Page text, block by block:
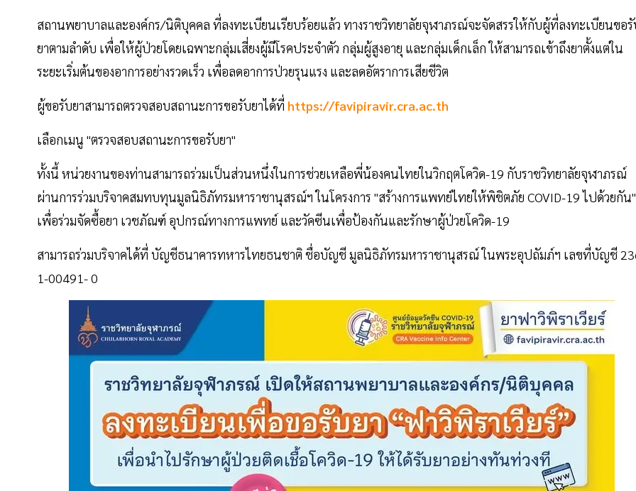
สถานพยาบาลและองค์กร/นิติบุคคล ที่ลงทะเบียนเรียบร้อยแล้ว ทางราชวิทยาลัยจุฬาภรณ์จะจัดสรรให้กับผู้ที่ลงทะเบียนขอ
ยาตามลำดับ เพื่อให้ผู้ป่วยโดยเฉพาะกลุ่มเสี่ยงผู้มีโรคประจำตัว กลุ่มผู้สูงอายุ และกลุ่มเด็กเล็ก ให้สามารถเข้าถึงยาตั้งแต่ใน
ระยะเริ่มต้นของอาการอย่างรวดเร็ว เพื่อลดอาการป่วยรุนแรง และลดอัตราการเสียชีวิต
ผู้ขอรับยาสามารถตรวจสอบสถานะการขอรับยาได้ที่ https://favipiravir.cra.ac.th
เลือกเมนู "ตรวจสอบสถานะการขอรับยา"
ทั้งนี้ หน่วยงานของท่านสามารถร่วมเป็นส่วนหนึ่งในการช่วยเหลือพี่น้องคนไทยในวิกฤตโควิด-19 กับราชวิทยาลัยจุฬาภรณ์
ผ่านการร่วมบริจาคสมทบทุนมูลนิธิภัทรมหาราชานุสรณ์ฯ ในโครงการ "สร้างการแพทย์ไทยให้พิชิตภัย COVID-19 ไปด้วยกัน"
เพื่อร่วมจัดซื้อยา เวชภัณฑ์ อุปกรณ์ทางการแพทย์ และวัคซีนเพื่อป้องกันและรักษาผู้ป่วยโควิด-19
สามารถร่วมบริจาคได้ที่ บัญชีธนาคารทหารไทยธนชาติ ชื่อบัญชี มูลนิธิภัทรมหาราชานุสรณ์ ในพระอุปถัมภ์ฯ เลขที่บัญชี
1-00491- 0